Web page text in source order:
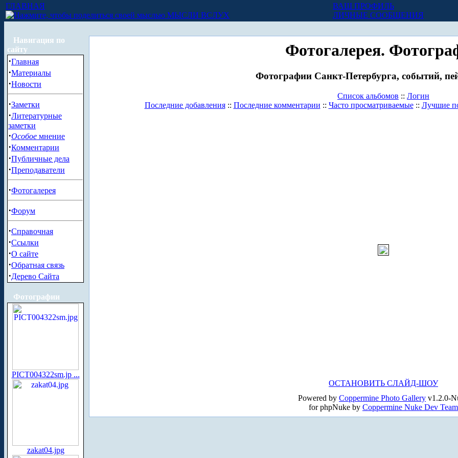
ГЛАВНАЯ
МЫСЛИ ВСЛУХ
ВАШ ПРОФИЛЬ
ЛИЧНЫЕ СООБЩЕНИЯ
Навигация по
сайту
·Главная
·Материалы
·Новости
·Заметки
·Литературные
заметки
·Особое мнение
·Комментарии
·Публичные дела
·Преподаватели
·Фотогалерея
·Форум
·Справочная
·Ссылки
·О сайте
·Обратная связь
·Дерево Сайта
Фотографии
PICT004322sm.jp ...
zakat04.jpg
Фотогалерея.
Фотографии Санкт-Петербурга, событий,
Список альбомов :: Логин
Последние добавления:: Последние комментарии :: Часто просматриваемые:: Лучшие
ОСТАНОВИТЬ СЛАЙД-ШОУ
Powered by Coppermine Photo Gallery v1.2.0-
for phpNuke by Coppermine Nuke Dev Team